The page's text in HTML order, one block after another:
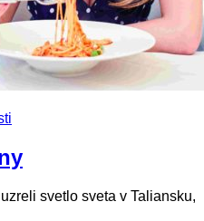
svetlo sveta v Taliansku,